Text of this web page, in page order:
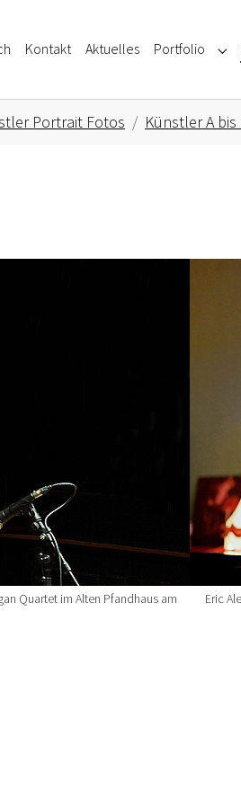
Kontakt Aktuelles Portfolio
Portrait Fotos Künstler A bis
Quartet im Alten Pfandhaus am
Eric